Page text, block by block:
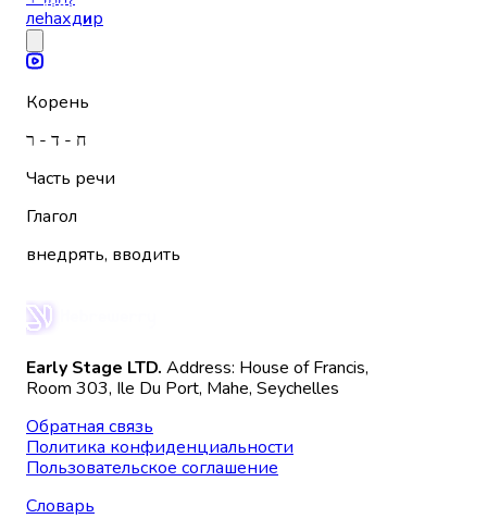
леhахдир
Корень
ח - ד - ר
Часть речи
Глагол
внедрять, вводить
Early Stage LTD. Address: House of Francis,
Room 303, Ile Du Port, Mahe, Seychelles
Обратная связь
Политика конфиденциальности
Пользовательское соглашение
Словарь